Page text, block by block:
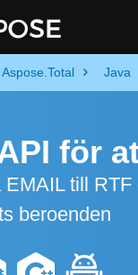
Aspose.Total Java
för
EMAIL till
beroenden